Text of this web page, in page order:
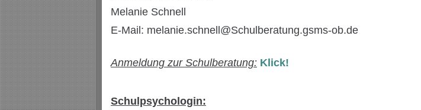
Melanie Schnell
E-Mail: melanie.schnell@Schulberatung.gsms-ob.de
Anmeldung zur Schulberatung: Klick!
Schulpsychologin: